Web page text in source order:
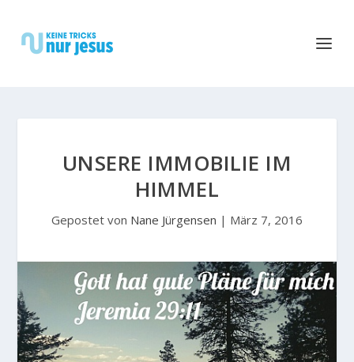
UNSERE IMMOBILIE IM
HIMMEL
Gepostet von Nane Jürgensen | März 7, 2016